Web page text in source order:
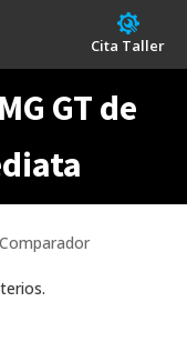
Cita Taller
GT de
Comparador